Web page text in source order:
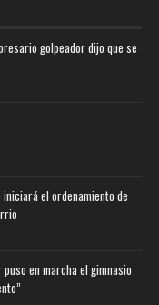
golpeador dijo que se
iniciará el ordenamiento de
en marcha el gimnasio